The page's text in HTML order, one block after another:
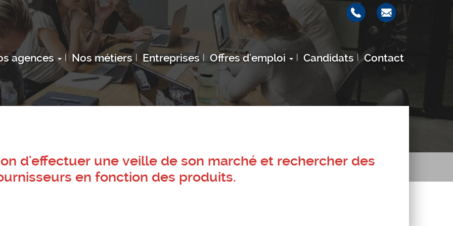
agences Nos métiers Entreprises Offres d'emploi Candidats Contact
d'effectuer une veille de son marché et rechercher des
en fonction des produits.